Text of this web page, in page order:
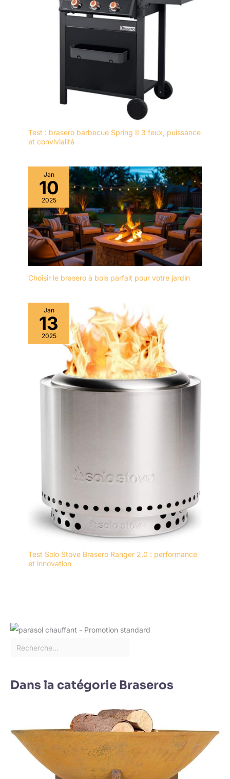
Test : brasero barbecue Spring II 3 feux, puissance
et convivialité
Jan
10
2025
Choisir le brasero à bois parfait pour votre jardin
Jan
13
2025
Test Solo Stove Brasero Ranger 2.0 : performance
et innovation
Dans la catégorie Braseros